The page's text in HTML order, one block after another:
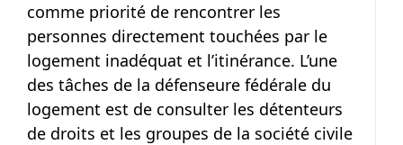
comme priorité de rencontrer les
personnes directement touchées par le
logement inadéquat et l’itinérance. L’une
des tâches de la défenseure fédérale du
logement est de consulter les détenteurs
de droits et les groupes de la société civile